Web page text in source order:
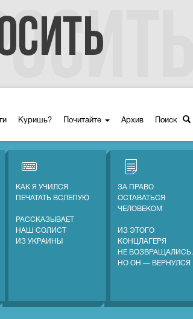
Куришь? Почитайте Архив Поиск
КАК Я УЧИЛСЯ
ПЕЧАТАТЬ ВСЛЕПУЮ
РАССКАЗЫВАЕТ
НАШ СОЛИСТ
ИЗ УКРАИНЫ
ЗА ПРАВО
ОСТАВАТЬСЯ
ЧЕЛОВЕКОМ
ИЗ ЭТОГО
КОНЦЛАГЕРЯ
НЕ ВОЗВРАЩАЛИСЬ.
НО ОН — ВЕРНУЛСЯ